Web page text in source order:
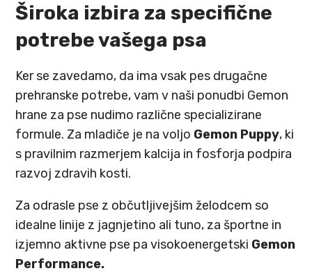
Široka izbira za specifične
potrebe vašega psa
Ker se zavedamo, da ima vsak pes drugačne
prehranske potrebe, vam v naši ponudbi Gemon
hrane za pse nudimo različne specializirane
formule. Za mladiče je na voljo Gemon Puppy, ki
s pravilnim razmerjem kalcija in fosforja podpira
razvoj zdravih kosti.
Za odrasle pse z občutljivejšim želodcem so
idealne linije z jagnjetino ali tuno, za športne in
izjemno aktivne pse pa visokoenergetski Gemon
Performance.